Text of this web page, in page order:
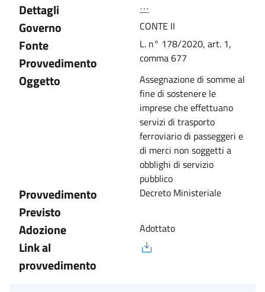
Dettagli
⋯
Governo CONTE II
Fonte
Provvedimento
L. n° 178/2020, art. 1,
comma 677
Oggetto
Assegnazione di somme al
fine di sostenere le
imprese che effettuano
servizi di trasporto
ferroviario di passeggeri e
di merci non soggetti a
obblighi di servizio
pubblico
Provvedimento
Previsto
Decreto Ministeriale
Adozione Adottato
Link al
provvedimento